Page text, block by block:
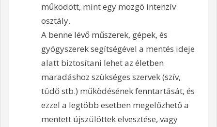
működött, mint egy mozgó intenzív
osztály.
A benne lévő műszerek, gépek, és
gyógyszerek segítségével a mentés ideje
alatt biztosítani lehet az életben
maradáshoz szükséges szervek (szív,
tüdő stb.) működésének fenntartását, és
ezzel a legtöbb esetben megelőzhető a
mentett újszülöttek elvesztése, vagy